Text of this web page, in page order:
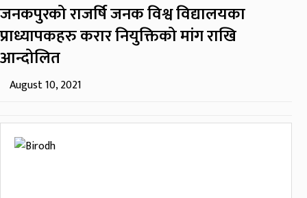
जनकपुरको राजर्षि जनक विश्व विद्यालयका
प्राध्यापकहरु करार नियुक्तिको मांग राखि
आन्दोलित
August 10, 2021